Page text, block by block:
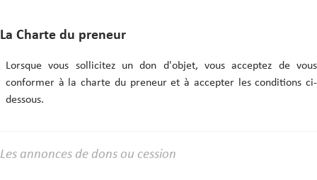
La Charte du preneur
Lorsque vous sollicitez un don d'objet, vous acceptez de vous
conformer à la charte du preneur et à accepter les conditions ci-
dessous.
Les annonces de dons ou cession